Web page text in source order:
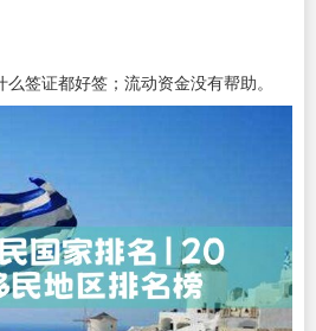
签证都好签；流动资金没有帮助。